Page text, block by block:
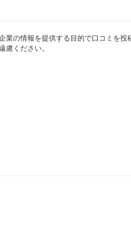
の情報を提供する目的で口コミを投
慮ください。